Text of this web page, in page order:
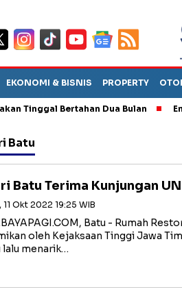
EKONOMI & BISNIS PROPERTY
Bertahan Dua Bulan Empat
Batu
Batu Terima Kunjungan
11 Okt 2022 19:25 WIB
Batu - Rumah
oleh Kejaksaan Tinggi Jawa
lalu menarik…